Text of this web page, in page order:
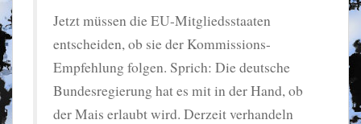
Jetzt müssen die EU-Mitgliedsstaaten
entscheiden, ob sie der Kommissions-
Empfehlung folgen. Sprich: Die deutsche
Bundesregierung hat es mit in der Hand, ob
der Mais erlaubt wird. Derzeit verhandeln